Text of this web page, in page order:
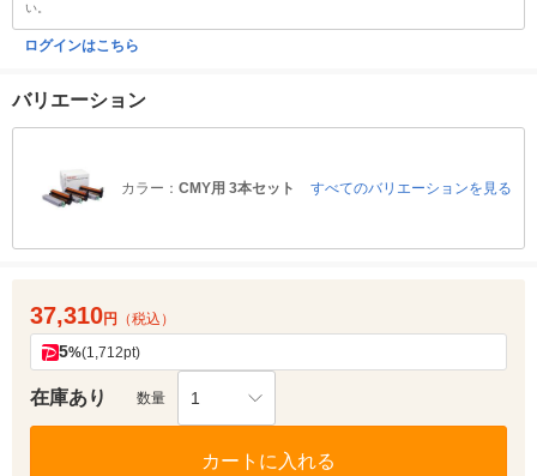
い。
ログインはこちら
バリエーション
カラー： CMY用 3本セット すべてのバリエーションを見る
37,310円 （税込）
5%(1,712pt)
在庫あり 数量 1
カートに入れる